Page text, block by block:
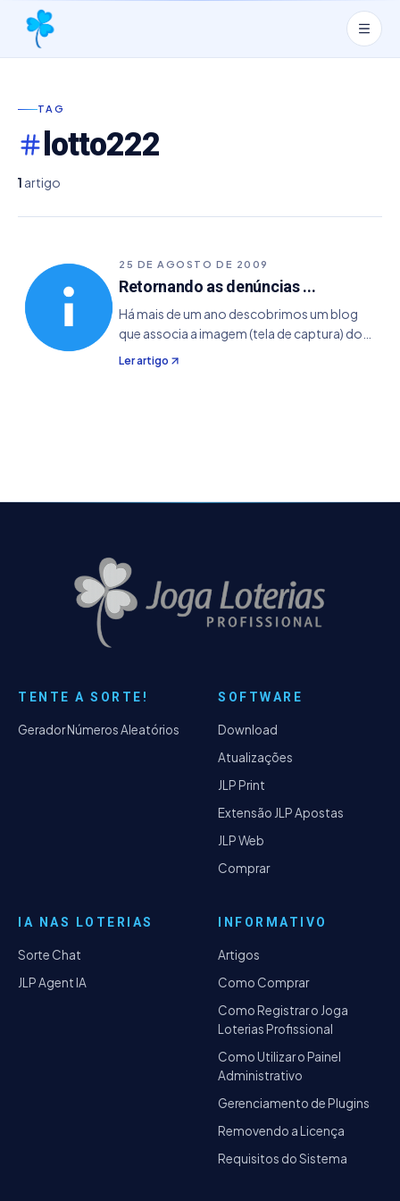
TAG
lotto222
1 artigo
25 DE AGOSTO DE 2009
Retornando as denúncias ...
Há mais de um ano descobrimos um blog
que associa a imagem (tela de captura) do
Joga Loterias versão antiga (1.3) com um tal
de Lotto222. O mesmo também copiou
Ler artigo
TENTE A SORTE!
Gerador Números Aleatórios
SOFTWARE
Download
Atualizações
JLP Print
Extensão JLP Apostas
JLP Web
Comprar
IA NAS LOTERIAS
Sorte Chat
JLP Agent IA
INFORMATIVO
Artigos
Como Comprar
Como Registrar o Joga
Loterias Profissional
Como Utilizar o Painel
Administrativo
Gerenciamento de Plugins
Removendo a Licença
Requisitos do Sistema